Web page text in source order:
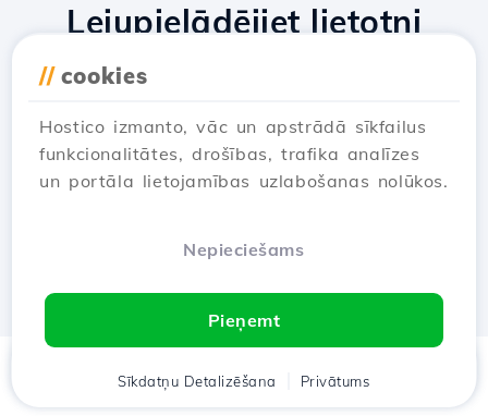
// cookies
Hostico izmanto, vāc un apstrādā sīkfailus
funkcionalitātes, drošības, trafika analīzes
un portāla lietojamības uzlabošanas nolūkos.
Nepieciešams
Pieņemt
Sīkdatņu Detalizēšana Privātums
Klients Groza Chat
Lejupielādējiet lietotni